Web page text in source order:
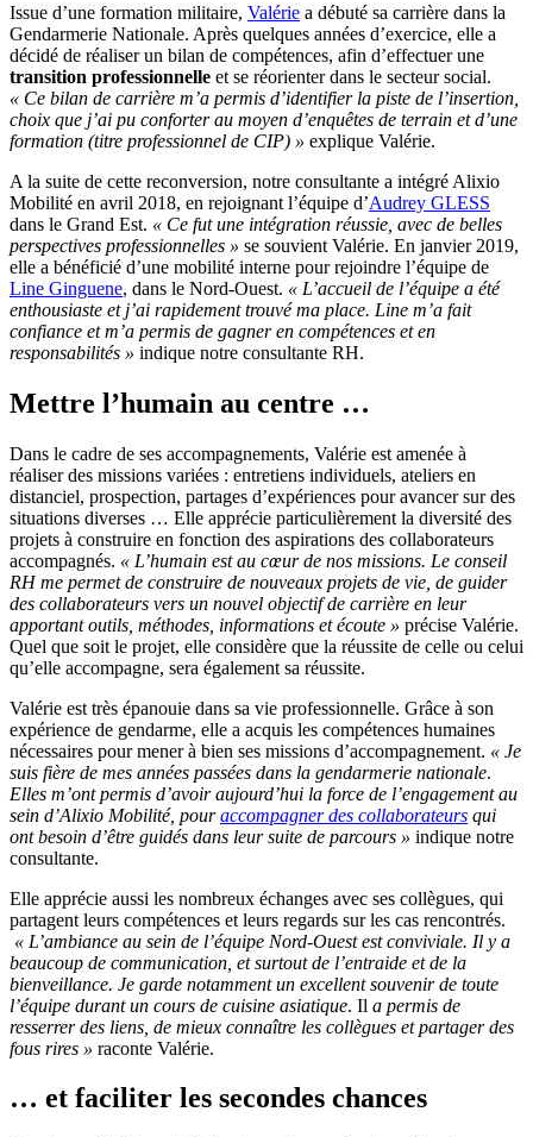
Issue d’une formation militaire, Valérie a débuté sa carrière dans la
Gendarmerie Nationale. Après quelques années d’exercice, elle a
décidé de réaliser un bilan de compétences, afin d’effectuer une
transition professionnelle et se réorienter dans le secteur social.
« Ce bilan de carrière m’a permis d’identifier la piste de l’insertion,
choix que j’ai pu conforter au moyen d’enquêtes de terrain et d’une
formation (titre professionnel de CIP) » explique Valérie.
A la suite de cette reconversion, notre consultante a intégré Alixio
Mobilité en avril 2018, en rejoignant l’équipe d’Audrey GLESS
dans le Grand Est. « Ce fut une intégration réussie, avec de belles
perspectives professionnelles » se souvient Valérie. En janvier 2019,
elle a bénéficié d’une mobilité interne pour rejoindre l’équipe de
Line Ginguene, dans le Nord-Ouest. « L’accueil de l’équipe a été
enthousiaste et j’ai rapidement trouvé ma place. Line m’a fait
confiance et m’a permis de gagner en compétences et en
responsabilités » indique notre consultante RH.
Mettre l’humain au centre …
Dans le cadre de ses accompagnements, Valérie est amenée à
réaliser des missions variées : entretiens individuels, ateliers en
distanciel, prospection, partages d’expériences pour avancer sur des
situations diverses … Elle apprécie particulièrement la diversité des
projets à construire en fonction des aspirations des collaborateurs
accompagnés. « L’humain est au cœur de nos missions. Le conseil
RH me permet de construire de nouveaux projets de vie, de guider
des collaborateurs vers un nouvel objectif de carrière en leur
apportant outils, méthodes, informations et écoute » précise Valérie.
Quel que soit le projet, elle considère que la réussite de celle ou celui
qu’elle accompagne, sera également sa réussite.
Valérie est très épanouie dans sa vie professionnelle. Grâce à son
expérience de gendarme, elle a acquis les compétences humaines
nécessaires pour mener à bien ses missions d’accompagnement. « Je
suis fière de mes années passées dans la gendarmerie nationale.
Elles m’ont permis d’avoir aujourd’hui la force de l’engagement au
sein d’Alixio Mobilité, pouraccompagner des collaborateurs qui
ont besoin d’être guidés dans leur suite de parcours » indique notre
consultante.
Elle apprécie aussi les nombreux échanges avec ses collègues, qui
partagent leurs compétences et leurs regards sur les cas rencontrés.
« L’ambiance au sein de l’équipe Nord-Ouest est conviviale. Il y a
beaucoup de communication, et surtout de l’entraide et de la
bienveillance. Je garde notamment un excellent souvenir de toute
l’équipe durant un cours de cuisine asiatique. Il a permis de
resserrer des liens, de mieux connaître les collègues et partager des
fous rires » raconte Valérie.
… et faciliter les secondes chances